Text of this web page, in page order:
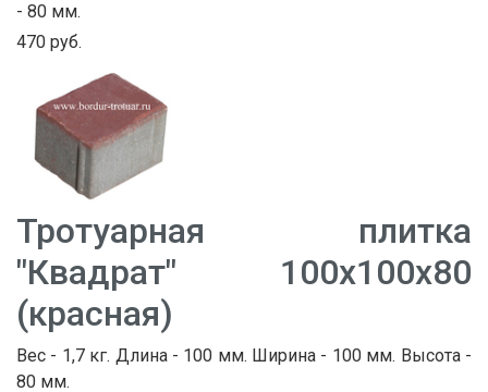
- 80 мм.
470 руб.
Тротуарная плитка
"Квадрат" 100х100х80
(красная)
Вес - 1,7 кг. Длина - 100 мм. Ширина - 100 мм. Высота -
80 мм.